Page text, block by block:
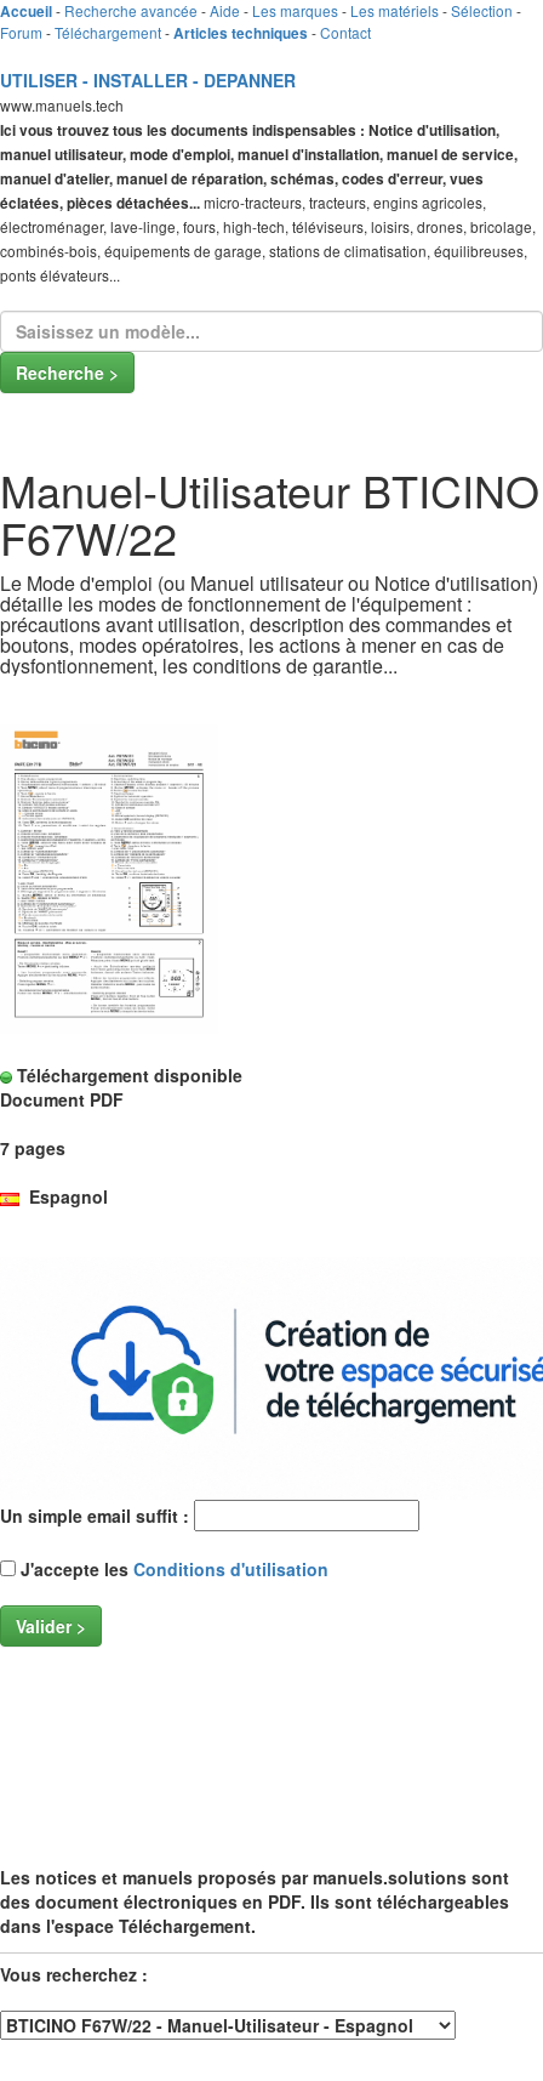
Accueil- Recherche avancée -Aide - Les marques- Les matériels-Sélection -
Forum -Téléchargement-Articles techniques -Contact
UTILISER - INSTALLER - DEPANNER
www.manuels.tech
Ici vous trouvez tous les documents indispensables : Notice d'utilisation,
manuel utilisateur, mode d'emploi, manuel d'installation, manuel de service,
manuel d'atelier, manuel de réparation, schémas, codes d'erreur, vues
éclatées, pièces détachées...micro-tracteurs, tracteurs, engins agricoles,
électroménager, lave-linge, fours, high-tech, téléviseurs, loisirs, drones, bricolage,
combinés-bois, équipements de garage, stations de climatisation, équilibreuses,
ponts élévateurs...
Recherche >
Manuel-Utilisateur BTICINO
F67W/22
Le Mode d'emploi (ou Manuel utilisateur ou Notice d'utilisation)
détaille les modes de fonctionnement de l'équipement :
précautions avant utilisation, description des commandes et
boutons, modes opératoires, les actions à mener en cas de
dysfontionnement, les conditions de garantie...
Téléchargement disponible
Document PDF
7 pages
Espagnol
Un simple email suffit :
J'accepte les Conditions d'utilisation
Valider >
Les notices et manuels proposés par manuels.solutions sont
des document électroniques en PDF. Ils sont téléchargeables
dans l'espace Téléchargement.
Vous recherchez :